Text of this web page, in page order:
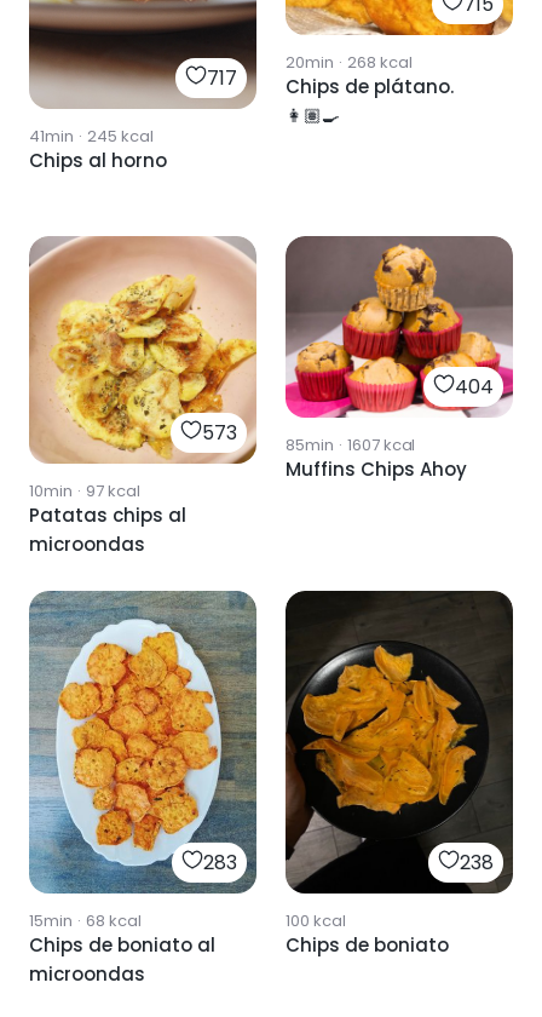
717
41min · 245 kcal
Chips al horno
20min · 268 kcal
Chips de plátano.
👩🏽‍🍳
573
10min · 97kcal
Patatas chips al
microondas
404
85min · 1607kcal
Muffins Chips Ahoy
283
15min · 68 kcal
Chips de boniato al
microondas
238
100 kcal
Chips de boniato